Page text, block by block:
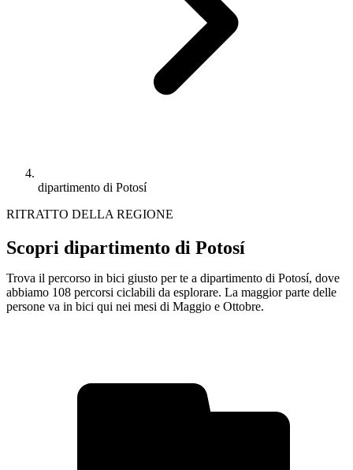
dipartimento di Potosí
RITRATTO DELLA REGIONE
Scopri dipartimento di Potosí
Trova il percorso in bici giusto per te a dipartimento di Potosí, dove
abbiamo 108 percorsi ciclabili da esplorare. La maggior parte delle
persone va in bici qui nei mesi di Maggio e Ottobre.